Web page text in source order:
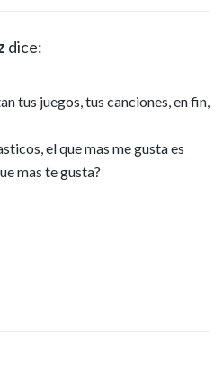
dice:
tus juegos, tus canciones, en fin,
el que mas me gusta es
mas te gusta?